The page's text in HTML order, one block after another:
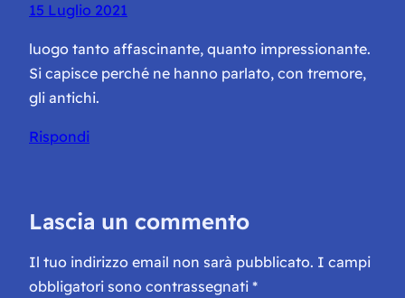
15 Luglio 2021
luogo tanto affascinante, quanto impressionante.
Si capisce perché ne hanno parlato, con tremore,
gli antichi.
Rispondi
Lascia un commento
Il tuo indirizzo email non sarà pubblicato. I campi
obbligatori sono contrassegnati *